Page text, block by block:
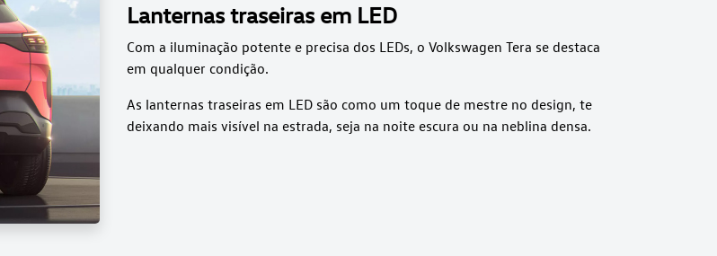
Lanternas traseiras em LED
Com a iluminação potente e precisa dos LEDs, o Volkswagen Tera se destaca
em qualquer condição.
As lanternas traseiras em LED são como um toque de mestre no design, te
deixando mais visível na estrada, seja na noite escura ou na neblina densa.